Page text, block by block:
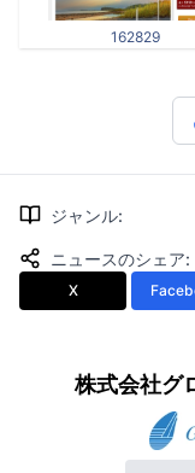
162829
ジャンル:
ニュースのシェア:
X
株式会社グ